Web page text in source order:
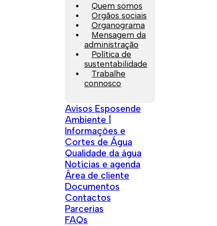
Quem somos
Orgãos sociais
Organograma
Mensagem da
administração
Política de
sustentabilidade
Trabalhe
connosco
Avisos Esposende
Ambiente |
Informações e
Cortes de Água
Qualidade da água
Notícias e agenda
Área de cliente
Documentos
Contactos
Parcerias
FAQs